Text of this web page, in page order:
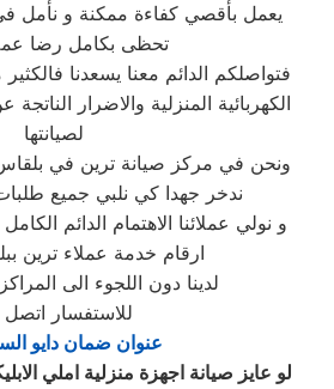
يعمل بأقصي كفاءة ممكنة و نأمل
تحظى بكامل رضا
فتواصلكم الدائم معنا يسعدنا
الكهربائية المنزلية والاضرار
لصيانتها
ونحن في مركز صيانة ترين في
ندخر جهدا كي نلبي جميع
و نولي عملائنا الاهتمام الدائم
ارقام خدمة عملاء ترين
لدينا دون اللجوء الى
للاستفسار اتصل
عنوان ضمان دايو
لو عايز صيانة اجهزة منزلية املي